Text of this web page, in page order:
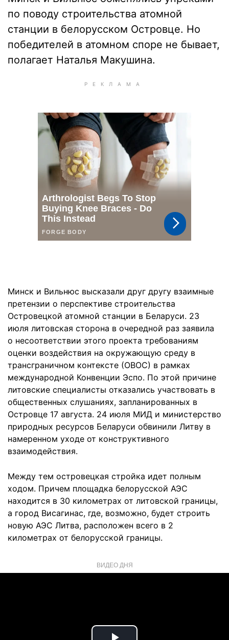
по поводу строительства атомной
станции в белорусском Островце. Но
победителей в атомном споре не бывает,
полагает Наталья Макушина.
Минск и Вильнюс высказали друг другу взаимные
претензии о перспективе строительства
Островецкой атомной станции в Беларуси. 23
июля литовская сторона в очередной раз заявила
о несоответствии этого проекта требованиям
оценки воздействия на окружающую среду в
трансграничном контексте (ОВОС) в рамках
международной Конвенции Эспо. По этой причине
литовские специалисты отказались участвовать в
общественных слушаниях, запланированных в
Островце 17 августа. 24 июля МИД и министерство
природных ресурсов Беларуси обвинили Литву в
намеренном уходе от конструктивного
взаимодействия.
Между тем островецкая стройка идет полным
ходом. Причем площадка белорусской АЭС
находится в 30 километрах от литовской границы,
а город Висагинас, где, возможно, будет строить
новую АЭС Литва, расположен всего в 2
километрах от белорусской границы.
ВИДЕО ДНЯ